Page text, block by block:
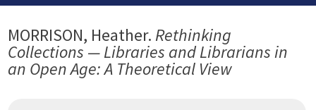
MORRISON, Heather. Rethinking
Collections — Libraries and Librarians in
an Open Age: A Theoretical View